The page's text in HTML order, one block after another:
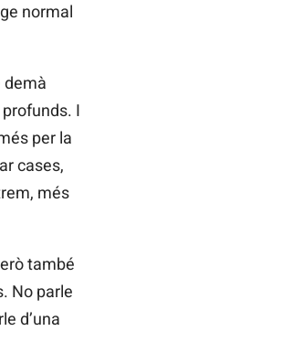
normal
demà
I
per la
cases,
més
també
No parle
d’una